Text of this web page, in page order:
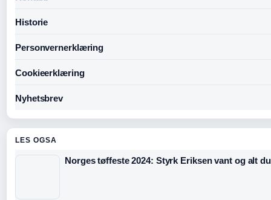
Historie
Personvernerklæring
Cookieerklæring
Nyhetsbrev
LES OGSA
Norges tøffeste 2024: Styrk Eriksen vant og alt